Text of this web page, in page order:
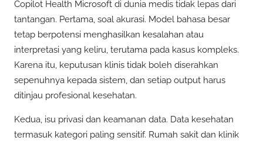
Copilot Health Microsoft di dunia medis tidak lepas dari
tantangan. Pertama, soal akurasi. Model bahasa besar
tetap berpotensi menghasilkan kesalahan atau
interpretasi yang keliru, terutama pada kasus kompleks.
Karena itu, keputusan klinis tidak boleh diserahkan
sepenuhnya kepada sistem, dan setiap output harus
ditinjau profesional kesehatan.
Kedua, isu privasi dan keamanan data. Data kesehatan
termasuk kategori paling sensitif. Rumah sakit dan klinik